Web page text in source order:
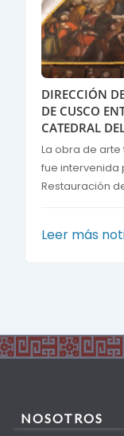
DIRECCIÓN
DE CUSCO
CATEDRAL
La obra de arte
fue intervenida
Restauración
Leer más
NOSOTROS